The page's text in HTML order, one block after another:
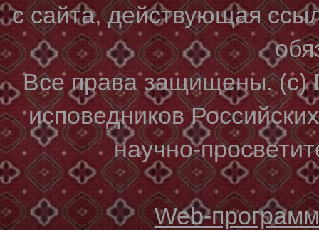
с сайта, действующая
Все права защищены. (с)
исповедников
научно-
Web-